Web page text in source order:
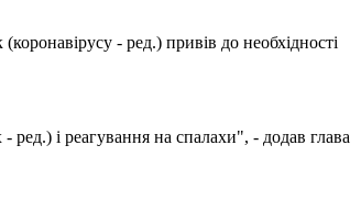
- ред.) привів до необхідності
і реагування на спалахи", - додав глава